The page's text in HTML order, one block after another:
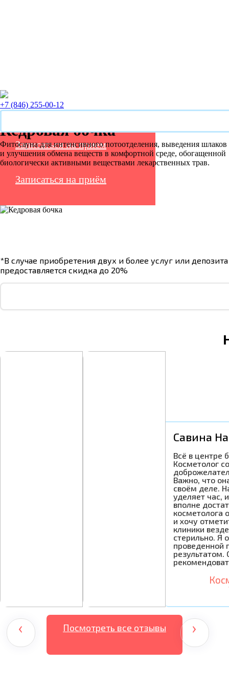
+7 (846) 255-00-12
Записаться на прием
Кедровая бочка
Фитосауна для интенсивного потоотделения, выведения шлаков
и улучшения обмена веществ в комфортной среде, обогащенной
биологически активными веществами лекарственных трав.
Записаться на приём
*В случае приобретения двух и более услуг или
предоставляется скидка до 20%
Савина
Всё в центре
Косметолог
Важно, что
своём деле.
уделяет час,
вполне
косметолога
и хочу
клиники
стерильно. Я
проведенной
результатом.
‹ ›
Посмотреть все отзывы